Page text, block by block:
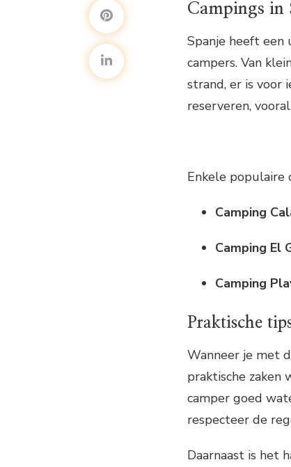
Campings in
Spanje heeft een
campers. Van
strand, er is voor
reserveren,
Enkele populaire
Camping
Camping El
Camping
Praktische
Wanneer je met
praktische zaken
camper goed
respecteer de
Daarnaast is het